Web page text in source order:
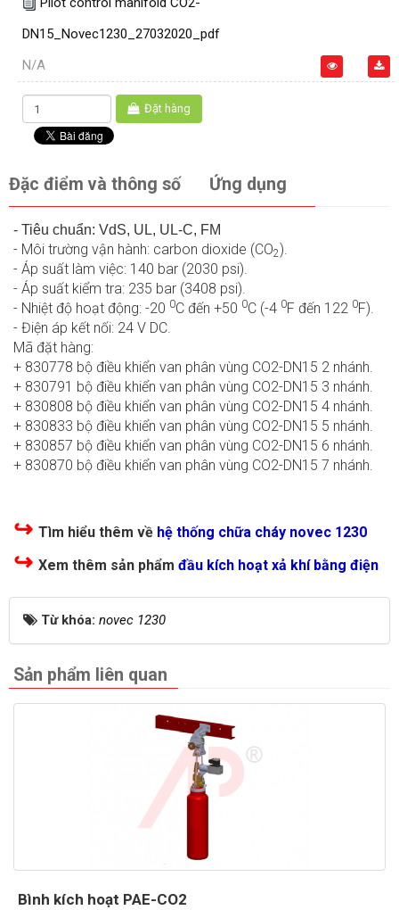
DN15_Novec1230_27032020_pdf
N/A
Đặt hàng
Đặc điểm và thông số Ứng dụng
- Tiêu chuẩn: VdS, UL, UL-C, FM
- Môi trường vận hành: carbon dioxide (CO2).
- Áp suất làm việc: 140 bar (2030 psi).
- Áp suất kiểm tra: 235 bar (3408 psi).
- Nhiệt độ hoạt động: -20 0C đến +50 0C (-4 0F đến 122 0F).
- Điện áp kết nối: 24 V DC.
Mã đặt hàng:
+ 830778 bộ điều khiển van phân vùng CO2-DN15 2 nhánh.
+ 830791 bộ điều khiển van phân vùng CO2-DN15 3 nhánh.
+ 830808 bộ điều khiển van phân vùng CO2-DN15 4 nhánh.
+ 830833 bộ điều khiển van phân vùng CO2-DN15 5 nhánh.
+ 830857 bộ điều khiển van phân vùng CO2-DN15 6 nhánh.
+ 830870 bộ điều khiển van phân vùng CO2-DN15 7 nhánh.
↪ Tìm hiểu thêm về hệ thống chữa cháy novec 1230
↪ Xem thêm sản phẩm đầu kích hoạt xả khí bằng điện
Từ khóa: novec 1230
Sản phẩm liên quan
Bình kích hoạt PAE-CO2